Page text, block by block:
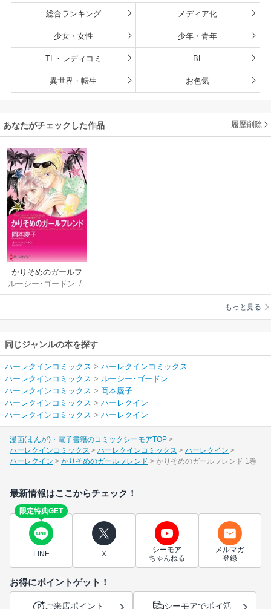
総合ランキング メディア化
少女・女性 少年・青年
TL・レディコミ BL
異世界・転生 お色気
あなたがチェックした作品 履歴削除
かりそめのガールフ
レンド
ルーシー･ゴードン /
岡本慶子
もっと見る
同じジャンルの本を探す
ハーレクインコミックス > ハーレクインコミックス
ハーレクインコミックス > ルーシー･ゴードン
ハーレクインコミックス > 岡本慶子
ハーレクインコミックス > ハーレクイン
ハーレクインコミックス > ハーレクイン
漫画(まんが)・電子書籍のコミックシーモアTOP
ハーレクインコミックス
ハーレクインコミックス
ハーレクイン
ハーレクイン
かりそめのガールフレンド かりそめのガールフレンド 1巻
最新情報はここからチェック！
限定特典GET
LINE X
シーモア
ちゃんねる
メルマガ
登録
お得にポイントゲット！
ご来店ポイント シーモアでポイ活